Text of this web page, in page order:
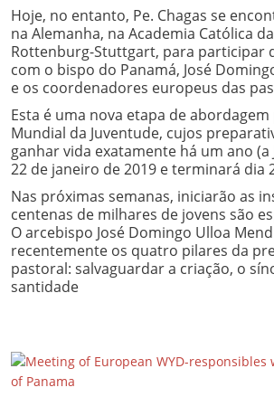
Hoje, no entanto, Pe. Chagas se
na Alemanha, na Academia Católica
Rottenburg-Stuttgart, para participar
com o bispo do Panamá, José
e os coordenadores europeus das
Esta é uma nova etapa de abordagem
Mundial da Juventude, cujos
ganhar vida exatamente há um ano (a
22 de janeiro de 2019 e terminará dia
Nas próximas semanas, iniciarão as
centenas de milhares de jovens são
O arcebispo José Domingo Ulloa
recentemente os quatro pilares da
pastoral: salvaguardar a criação, o
santidade